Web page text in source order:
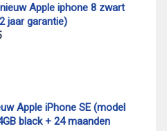
Apple iphone 8 zwart
jaar garantie)
Apple iPhone SE (model
black + 24 maanden